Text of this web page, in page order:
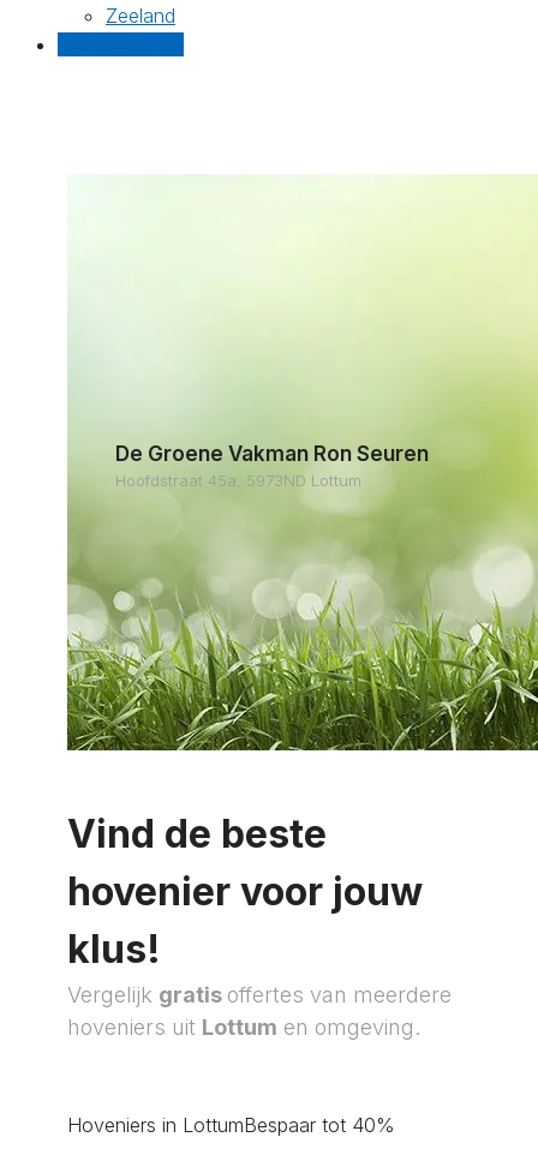
Zeeland
De Groene Vakman Ron Seuren
Hoofdstraat 45a, 5973ND Lottum
Vind de beste
hovenier voor jouw
klus!
Vergelijk gratis offertes van meerdere
hoveniers uit Lottum en omgeving.
Hoveniers in LottumBespaar tot 40%